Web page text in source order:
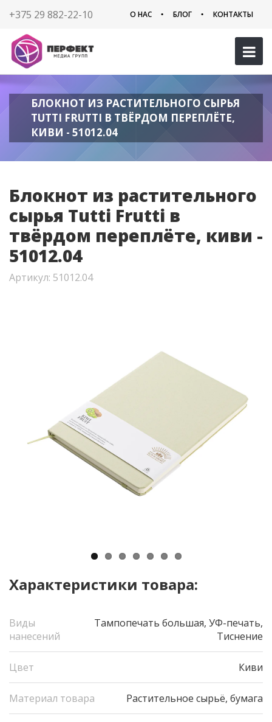
+375 29 882-22-10 О НАС БЛОГ КОНТАКТЫ
БЛОКНОТ ИЗ РАСТИТЕЛЬНОГО СЫРЬЯ
TUTTI FRUTTI В ТВЁРДОМ ПЕРЕПЛЁТЕ,
КИВИ - 51012.04
Блокнот из растительного
сырья Tutti Frutti в
твёрдом переплёте, киви -
51012.04
Артикул: 51012.04
Характеристики товара:
Виды
нанесений
Тампопечать большая, УФ-печать,
Тиснение
Цвет Киви
Материал товара Растительное сырьё, бумага